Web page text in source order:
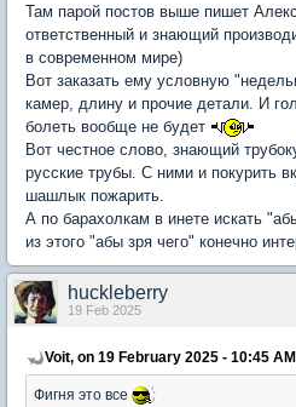
Там парой постов выше пишет
ответственный и знающий
в современном мире)
Вот заказать ему условную
камер, длину и прочие детали. И
болеть вообще не будет
Вот честное слово, знающий
русские трубы. С ними и покурить
шашлык пожарить.
А по барахолкам в инете искать
из этого "абы зря чего" конечно
huckleberry
19 Feb 2025
Voit, on 19 February 2025 - 10:45
Фигня это все